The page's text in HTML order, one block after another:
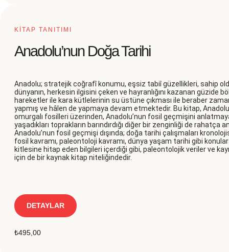
KİTAP TANITIMI
Anadolu’nun Doğa Tarihi
Anadolu; stratejik coğrafî konumu, eşsiz tabiî güzellikleri, sahip
dünyanın, herkesin ilgisini çeken ve hayranlığını kazanan güzide
hareketler ile kara kütlelerinin su üstüne çıkması ile beraber
yapmış ve hâlen de yapmaya devam etmektedir. Bu kitap,
omurgalı fosilleri üzerinden, Anadolu’nun fosil geçmişini
yaşadıkları toprakların barındırdığı diğer bir zenginliği de
Anadolu’nun fosil geçmişi dışında; doğa tarihi çalışmaları
fosil kavramı, paleontoloji kavramı, dünya yaşam tarihi gibi
kitlesine hitap eden bilgileri içerdiği gibi, paleontolojik veriler ve
için de bir kaynak kitap niteliğindedir.
DETAYLAR
₺495,00